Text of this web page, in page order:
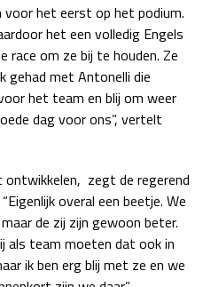
za 22:00 - 23:00
zo 21:00 - 23:00
20 - 22 nov
za 05:00 - 06:00
27 - 29 nov
04 - 06 dec
za 15:00 - 16:00
zo 14:00 - 16:00
het eerst op het podium.
het een volledig Engels
race om ze bij te houden. Ze
gehad met Antonelli die
het team en blij om weer
dag voor ons”, vertelt
zegt de regerend
overal een beetje. We
de zij zijn gewoon beter.
als team moeten dat ook in
ik ben erg blij met ze en we